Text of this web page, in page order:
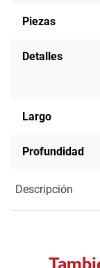
Piezas
Detalles
Largo
Profundidad
Descripción